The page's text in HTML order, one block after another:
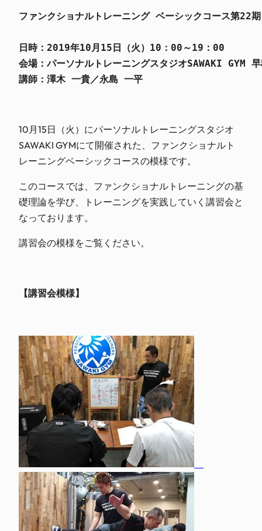
ファンクショナルトレーニング ベーシックコース第22期
日時：2019年10月15日（火）10：00～19：00
会場：パーソナルトレーニングスタジオSAWAKI GYM
講師：澤木 一貴／永島 一平
10月15日（火）にパーソナルトレーニングスタジオ
SAWAKI GYMにて開催された、ファンクショナルト
レーニングベーシックコースの模様です。
このコースでは、ファンクショナルトレーニングの基
礎理論を学び、トレーニングを実践していく講習会と
なっております。
講習会の模様をご覧ください。